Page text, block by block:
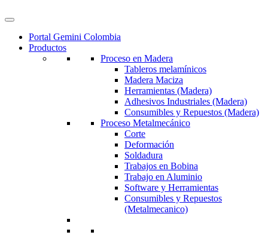
Portal Gemini Colombia
Productos
Proceso en Madera
Tableros melamínicos
Madera Maciza
Herramientas (Madera)
Adhesivos Industriales (Madera)
Consumibles y Repuestos (Madera)
Proceso Metalmecánico
Corte
Deformación
Soldadura
Trabajos en Bobina
Trabajo en Aluminio
Software y Herramientas
Consumibles y Repuestos
(Metalmecanico)